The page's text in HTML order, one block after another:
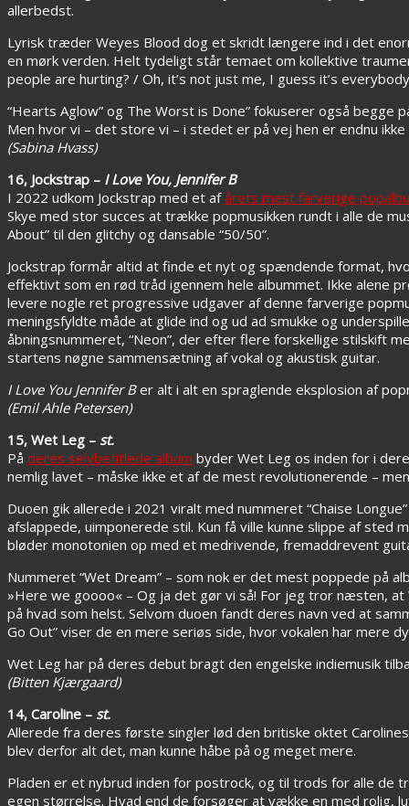
allerbedst.
Lyrisk træder Weyes Blood dog et skridt længere ind i det
en mørk verden. Helt tydeligt står temaet om kollektive
people are hurting? / Oh, it’s not just me, I guess it’s
“Hearts Aglow” og The Worst is Done” fokuserer også
Men hvor vi – det store vi – i stedet er på vej hen er endnu
(Sabina Hvass)
16, Jockstrap – I Love You, Jennifer B
I 2022 udkom Jockstrap med et afårets mest farverige
Skye med stor succes at trække popmusikken rundt i alle de
About” til den glitchy og dansable “50/50”.
Jockstrap formår altid at finde et nyt og spændende format,
effektivt som en rød tråd igennem hele albummet. Ikke alene
levere nogle ret progressive udgaver af denne farverige
meningsfyldte måde at glide ind og ud ad smukke og
åbningsnummeret, “Neon”, der efter flere forskellige stilskift
startens nøgne sammensætning af vokal og akustisk guitar.
I Love You Jennifer Ber alt i alt en spraglende eksplosion af
(Emil Ahle Petersen)
15, Wet Leg – st.
På deres selvbetitlede album byder Wet Leg os inden for i
nemlig lavet – måske ikke et af de mest revolutionerende –
Duoen gik allerede i 2021 viralt med nummeret “Chaise
afslappede, uimponerede stil. Kun få ville kunne slippe af sted
bløder monotonien op med et medrivende, fremaddrevent
Nummeret “Wet Dream” – som nok er det mest poppede på
»Here we goooo« – Og ja det gør vi så! For jeg tror næsten,
på hvad som helst. Selvom duoen fandt deres navn ved at
Go Out” viser de en mere seriøs side, hvor vokalen har mere
Wet Leg har på deres debut bragt den engelske indiemusik
(Bitten Kjærgaard)
14, Caroline – st.
Allerede fra deres første singler lød den britiske oktet
blev derfor alt det, man kunne håbe på og meget mere.
Pladen er et nybrud inden for postrock, og til trods for alle de
egen størrelse. Hvad end de forsøger at vække en med rolig,